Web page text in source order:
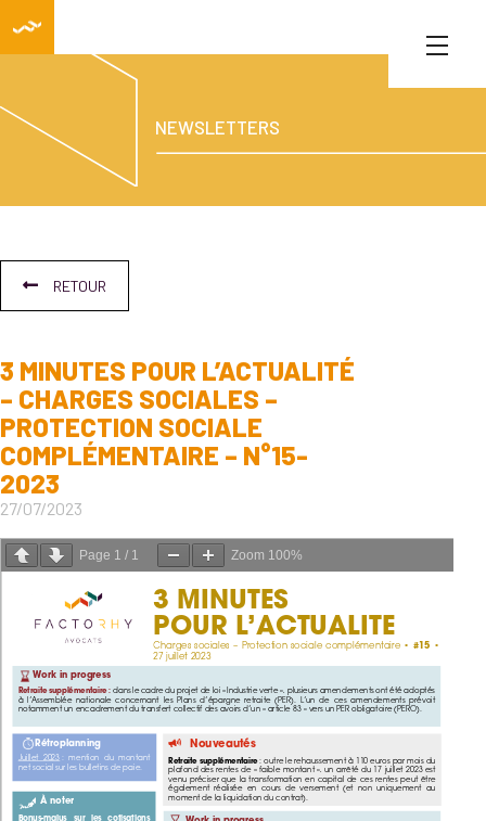
NEWSLETTERS
RETOUR
3 MINUTES POUR L’ACTUALITÉ
– CHARGES SOCIALES –
PROTECTION SOCIALE
COMPLÉMENTAIRE – N°15-
2023
27/07/2023
Page 1 / 1 Zoom 100%